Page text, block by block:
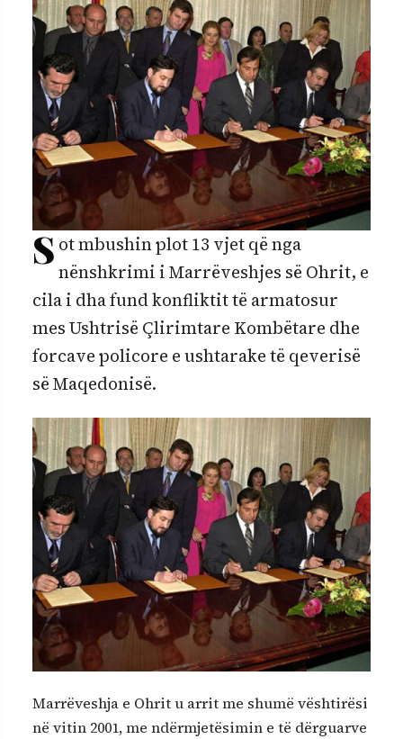
S ot mbushin plot 13 vjet që nga
nënshkrimi i Marrëveshjes së Ohrit, e
cila i dha fund konfliktit të armatosur
mes Ushtrisë Çlirimtare Kombëtare dhe
forcave policore e ushtarake të qeverisë
së Maqedonisë.
Marrëveshja e Ohrit u arrit me shumë vështirësi
në vitin 2001, me ndërmjetësimin e të dërguarve